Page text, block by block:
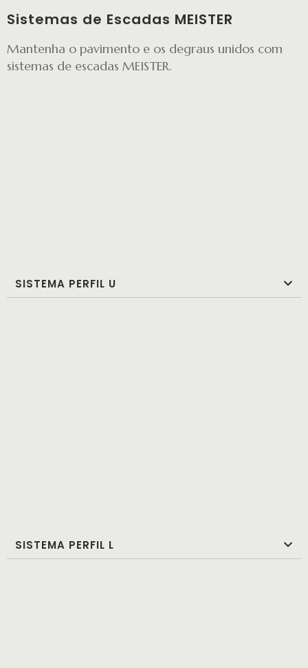
Sistemas de Escadas MEISTER
Mantenha o pavimento e os degraus unidos com
sistemas de escadas MEISTER.
SISTEMA PERFIL U
SISTEMA PERFIL L